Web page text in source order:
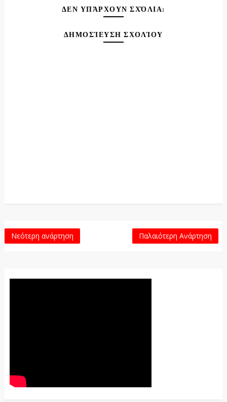
ΔΕΝ ΥΠΆΡΧΟΥΝ ΣΧΌΛΙΑ:
ΔΗΜΟΣΊΕΥΣΗ ΣΧΟΛΊΟΥ
Νεότερη ανάρτηση Παλαιότερη Ανάρτηση